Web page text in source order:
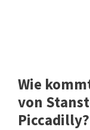
Wie
von
Piccadilly?